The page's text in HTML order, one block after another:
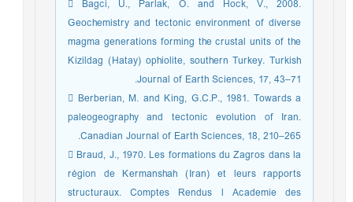
 Bagci, U., Parlak, O. and Hock, V., 2008.
Geochemistry and tectonic environment of diverse
magma generations forming the crustal units of the
Kizildag (Hatay) ophiolite, southern Turkey. Turkish
Journal of Earth Sciences, 17, 43–71.
 Berberian, M. and King, G.C.P., 1981. Towards a
paleogeography and tectonic evolution of Iran.
Canadian Journal of Earth Sciences, 18, 210–265.
 Braud, J., 1970. Les formations du Zagros dans la
région de Kermanshah (Iran) et leurs rapports
structuraux. Comptes Rendus l Academie des